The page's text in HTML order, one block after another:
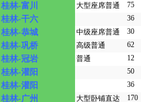
桂林-富川 大型座席普通 75
桂林-干六 36
桂林-恭城 中级座席普通 30
桂林-巩桥 高级普通 62
桂林-冠岩 普通 12
桂林-灌阳 50
桂林-灌阳 36
桂林-广州 大型卧铺直达 170